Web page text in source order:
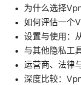
为什么选择
如何评估一个
设置与使用：
与其他隐私工
运营商、法律
深度比较：